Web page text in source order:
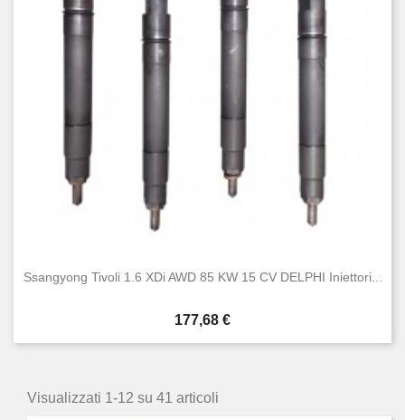
Ssangyong Tivoli 1.6 XDi AWD 85 KW 15 CV DELPHI Iniettori...
Prezzo
177,68 €
Visualizzati 1-12 su 41 articoli